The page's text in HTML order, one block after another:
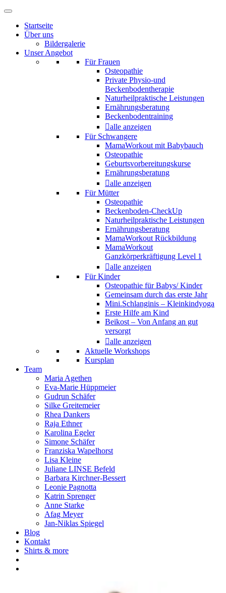
Startseite
Über uns
Bildergalerie
Unser Angebot
Für Frauen
Osteopathie
Private Physio-und
Beckenbodentherapie
Naturheilpraktische Leistungen
Ernährungsberatung
Beckenbodentraining
alle anzeigen
Für Schwangere
MamaWorkout mit Babybauch
Osteopathie
Geburtsvorbereitungskurse
Ernährungsberatung
alle anzeigen
Für Mütter
Osteopathie
Beckenboden-CheckUp
Naturheilpraktische Leistungen
Ernährungsberatung
MamaWorkout Rückbildung
MamaWorkout
Ganzkörperkräftigung Level 1
alle anzeigen
Für Kinder
Osteopathie für Babys/ Kinder
Gemeinsam durch das erste Jahr
Mini.Schlanginis – Kleinkindyoga
Erste Hilfe am Kind
Beikost – Von Anfang an gut
versorgt
alle anzeigen
Aktuelle Workshops
Kursplan
Team
Maria Agethen
Eva-Marie Hüppmeier
Gudrun Schäfer
Silke Greitemeier
Rhea Dankers
Raja Ethner
Karolina Egeler
Simone Schäfer
Franziska Wapelhorst
Lisa Kleine
Juliane LINSE Befeld
Barbara Kirchner-Bessert
Leonie Pagnotta
Katrin Sprenger
Anne Starke
Afag Meyer
Jan-Niklas Spiegel
Blog
Kontakt
Shirts & more